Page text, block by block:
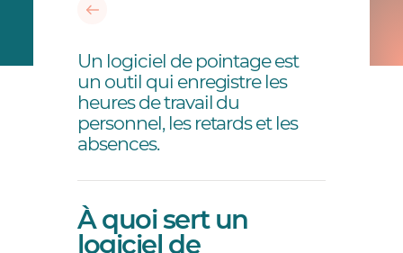
Un logiciel de pointage est
un outil qui enregistre les
heures de travail du
personnel, les retards et les
absences.
À quoi sert un
logiciel de